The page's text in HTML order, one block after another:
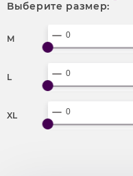
Выберите размер:
M
L
XL